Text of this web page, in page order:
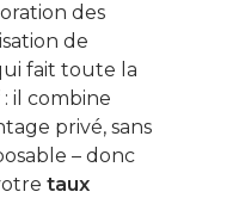
des
de
fait toute la
il combine
privé, sans
– donc
taux